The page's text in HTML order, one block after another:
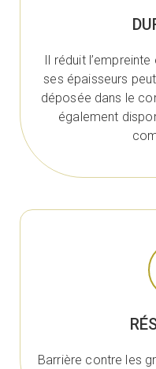
Il réduit
ses épaisseurs
déposée dans le
également
Barrière contre les